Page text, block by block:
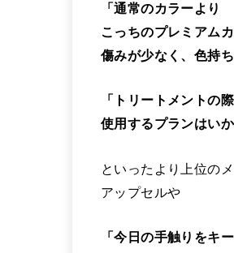
「通常のカラーより
こっちのプレミアム
傷みが少なく、色持
「トリートメントの
使用するプランはい
といったより上位の
アップセルや
「今日の手触りをキ